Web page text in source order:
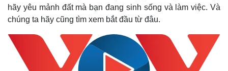
hãy yêu mảnh đất mà bạn đang sinh sống và làm việc. Và
chúng ta hãy cũng tìm xem bắt đầu từ đâu.